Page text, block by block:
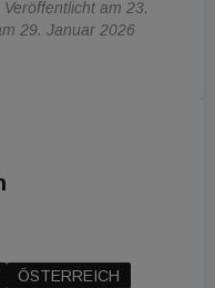
am 23.
29. Januar 2026
ÖSTERREICH